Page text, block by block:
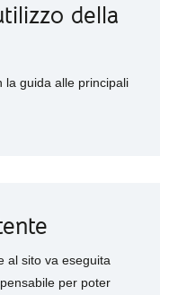
della
la guida alle principali
al sito va eseguita
per poter